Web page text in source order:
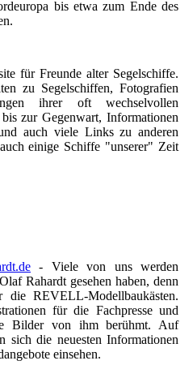
bis etwa zum Ende des
für Freunde alter Segelschiffe.
zu Segelschiffen, Fotografien
ihrer oft wechselvollen
zur Gegenwart, Informationen
auch viele Links zu anderen
einige Schiffe "unserer" Zeit
- Viele von uns werden
Rahardt gesehen haben, denn
REVELL-Modellbaukästen.
für die Fachpresse und
Bilder von ihm berühmt. Auf
sich die neuesten Informationen
einsehen.